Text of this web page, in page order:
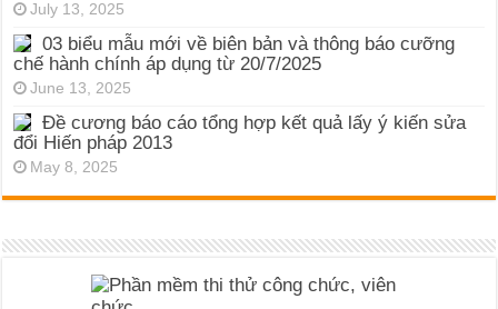
July 13, 2025
03 biểu mẫu mới về biên bản và thông báo cưỡng
chế hành chính áp dụng từ 20/7/2025
June 13, 2025
Đề cương báo cáo tổng hợp kết quả lấy ý kiến sửa
đổi Hiến pháp 2013
May 8, 2025